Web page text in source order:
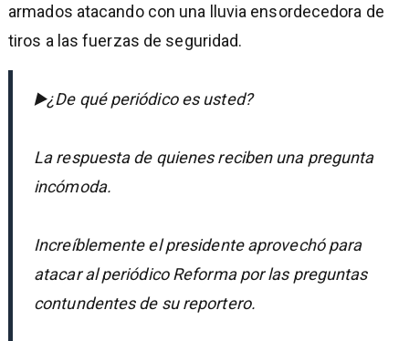
armados atacando con una lluvia ensordecedora de
tiros a las fuerzas de seguridad.
▶️¿De qué periódico es usted?
La respuesta de quienes reciben una pregunta
incómoda.
Increíblemente el presidente aprovechó para
atacar al periódico Reforma por las preguntas
contundentes de su reportero.